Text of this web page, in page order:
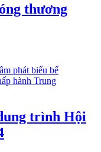
thương
trình Hội